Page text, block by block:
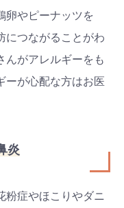
卵やピーナッツを
につながることがわ
んがアレルギーをも
ーが心配な方はお医
炎
粉症やほこりやダニ